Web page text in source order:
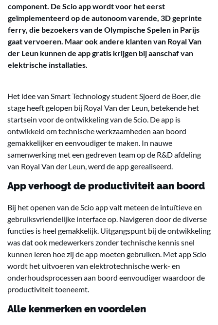
component. De Scio app wordt voor het eerst
geïmplementeerd op de autonoom varende, 3D geprinte
ferry, die bezoekers van de Olympische Spelen in Parijs
gaat vervoeren. Maar ook andere klanten van Royal Van
der Leun kunnen de app gratis krijgen bij aanschaf van
elektrische installaties.
Het idee van Smart Technology student Sjoerd de Boer, die
stage heeft gelopen bij Royal Van der Leun, betekende het
startsein voor de ontwikkeling van de Scio. De app is
ontwikkeld om technische werkzaamheden aan boord
gemakkelijker en eenvoudiger te maken. In nauwe
samenwerking met een gedreven team op de R&D afdeling
van Royal Van der Leun, werd de app gerealiseerd.
App verhoogt de productiviteit aan boord
Bij het openen van de Scio app valt meteen de intuïtieve en
gebruiksvriendelijke interface op. Navigeren door de diverse
functies is heel gemakkelijk. Uitgangspunt bij de ontwikkeling
was dat ook medewerkers zonder technische kennis snel
kunnen leren hoe zij de app moeten gebruiken. Met app Scio
wordt het uitvoeren van elektrotechnische werk- en
onderhoudsprocessen aan boord eenvoudiger waardoor de
productiviteit toeneemt.
Alle kenmerken en voordelen